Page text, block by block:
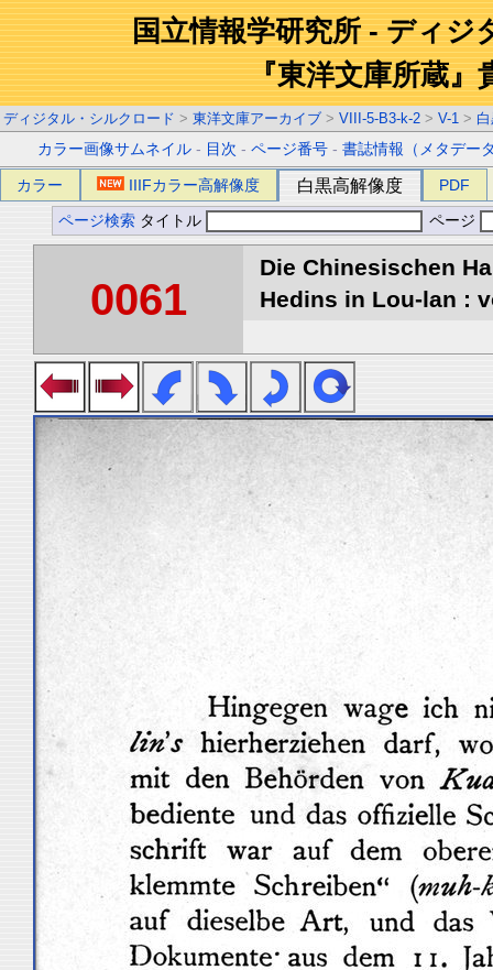
国立情報学研究所 - ディジ
『東洋文庫所蔵』
ディジタル・シルクロード > 東洋文庫アーカイブ > VIII-5-B3-k-2 > V-1 >
カラー画像サムネイル - 目次 -ページ番号 -書誌情報（メタデー
カラー IIIFカラー高解像度 白黒高解像度 PDF
ページ検索 タイトル ページ
0061
Die Chinesischen
Hedins in Lou-lan :